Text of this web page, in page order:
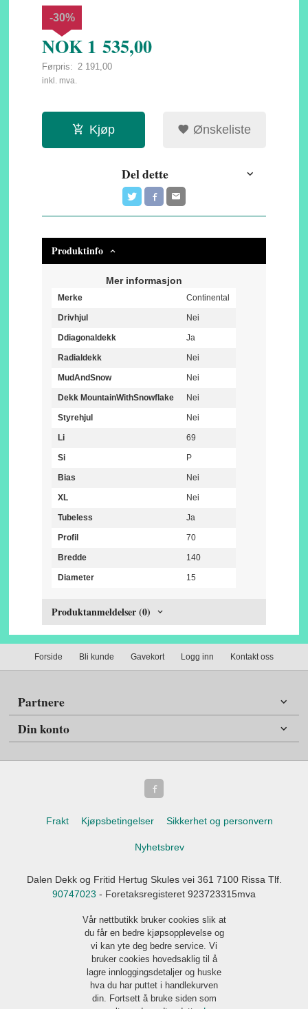
NOK 1 535,00
Førpris: 2 191,00
Rabatt
-30%
inkl. mva.
Kjøp Ønskeliste
Del dette
Produktinfo
Mer informasjon
Merke Continental
Drivhjul Nei
Ddiagonaldekk Ja
Radialdekk Nei
MudAndSnow Nei
Dekk MountainWithSnowflake Nei
Styrehjul Nei
Li 69
Si P
Bias Nei
XL Nei
Tubeless Ja
Profil 70
Bredde 140
Diameter 15
Produktanmeldelser (0)
Forside Bli kunde Gavekort Logg inn Kontakt oss
Partnere
Din konto
Frakt Kjøpsbetingelser Sikkerhet og personvern
Nyhetsbrev
Dalen Dekk og Fritid Hertug Skules vei 361 7100 Rissa Tlf.
90747023 - Foretaksregisteret 923723315mva
Vår nettbutikk bruker cookies slik at
du får en bedre kjøpsopplevelse og
vi kan yte deg bedre service. Vi
bruker cookies hovedsaklig til å
lagre innloggingsdetaljer og huske
hva du har puttet i handlekurven
din. Fortsett å bruke siden som